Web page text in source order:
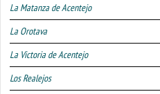
La Matanza de Acentejo
La Orotava
La Victoria de Acentejo
Los Realejos